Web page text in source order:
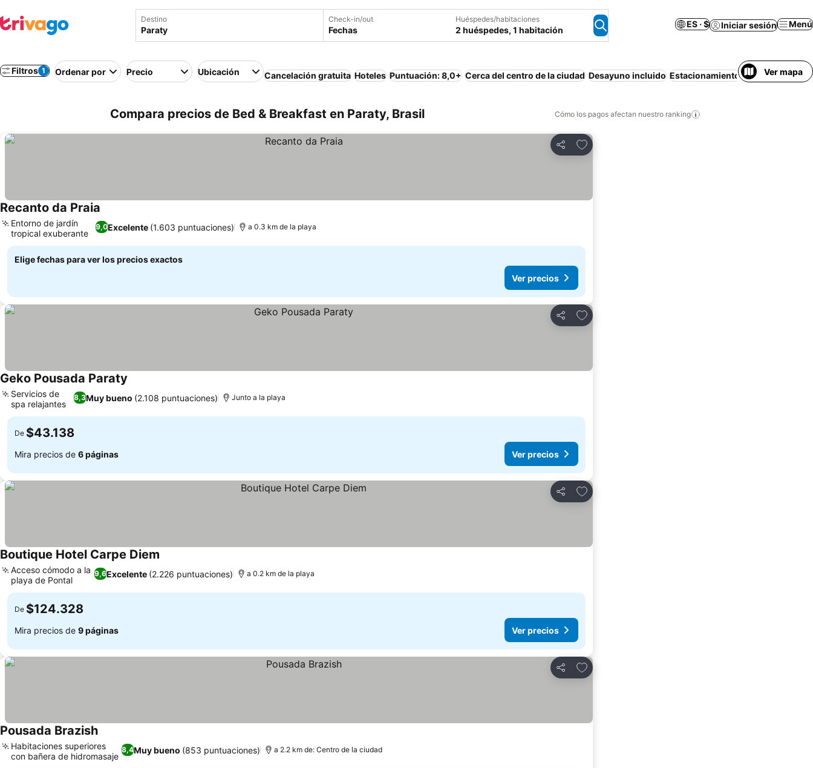
Destino Check-in/out
Fechas
Huéspedes/habitaciones
2 huéspedes, 1 habitación
ES · $ Iniciar sesión Menú
Filtros 1 Ordenar por Precio Ubicación Cancelación gratuita Hoteles Puntuación: 8,0+ Cerca del centro de la ciudad Desayuno incluido Estacionamiento Piscina Wifi
Ver mapa
Compara precios de Bed & Breakfast en Paraty, Brasil Cómo los pagos afectan nuestro ranking
Compartir
Agregar a favoritos
Recanto da Praia
9,0Excelente (1.603 puntuaciones)
Entorno de jardín
tropical exuberante
a 0.3 km de la playa
Elige fechas para ver los precios exactos
Ver precios
Compartir
Agregar a favoritos
Geko Pousada Paraty
8,3Muy bueno (2.108 puntuaciones)
Servicios de
spa relajantes
Junto a la playa
De $43.138
Mira precios de 6 páginas Ver precios
Compartir
Agregar a favoritos
Boutique Hotel Carpe Diem
9,6Excelente (2.226 puntuaciones)
Acceso cómodo a la
playa de Pontal
a 0.2 km de la playa
De $124.328
Mira precios de 9 páginas Ver precios
Compartir
Agregar a favoritos
Pousada BrazishVer precios
8,4Muy bueno (853 puntuaciones)
Habitaciones superiores
con bañera de hidromasaje
a 2.2 km de: Centro de la ciudad